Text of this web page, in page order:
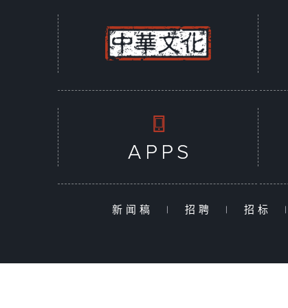
新闻稿 | 招聘 | 招标 |